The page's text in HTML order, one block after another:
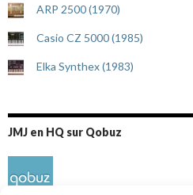
ARP 2500 (1970)
Casio CZ 5000 (1985)
Elka Synthex (1983)
JMJ en HQ sur Qobuz